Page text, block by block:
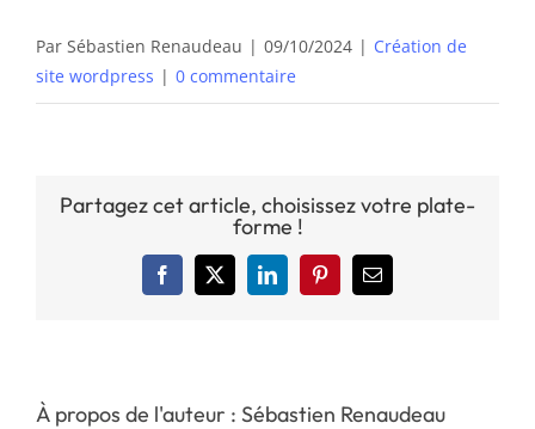
Ressources
Société
Par Sébastien Renaudeau | 09/10/2024 | Création de
site wordpress | 0 commentaire
Partagez cet article, choisissez votre plate-
forme !
Facebook
X LinkedInPinterestEmail
À propos de l'auteur : Sébastien Renaudeau